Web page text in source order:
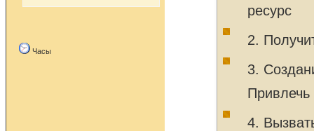
Часы
ресурс
2.
3.
Привлечь
4.